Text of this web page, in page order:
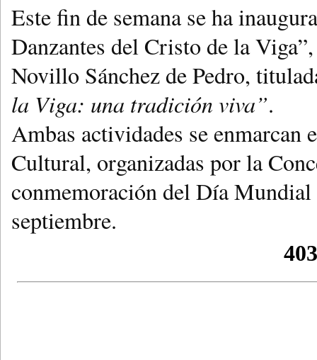
Este fin de semana se ha
Danzantes del Cristo de la
Novillo Sánchez de Pedro,
la Viga: una tradición viva”.
Ambas actividades se enmarcan
Cultural, organizadas por la
conmemoración del Día Mundial
septiembre.